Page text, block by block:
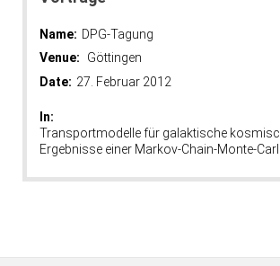
Name: DPG-Tagung
Venue:
Göttingen
Date: 27. Februar 2012
In:
Transportmodelle für galaktische
Ergebnisse einer Markov-Chain-Monte-